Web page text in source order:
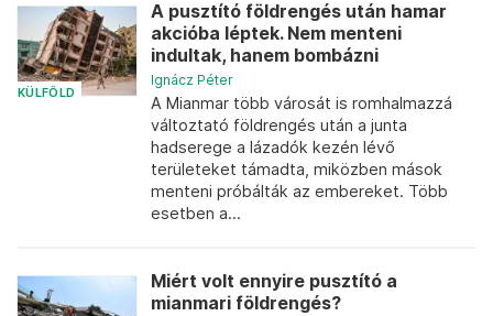
KÜLFÖLD
A pusztító földrengés után hamar
akcióba léptek. Nem menteni
indultak, hanem bombázni
Ignácz Péter
A Mianmar több városát is romhalmazzá
változtató földrengés után a junta
hadserege a lázadók kezén lévő
területeket támadta, miközben mások
menteni próbálták az embereket. Több
esetben a...
Miért volt ennyire pusztító a
mianmari földrengés?